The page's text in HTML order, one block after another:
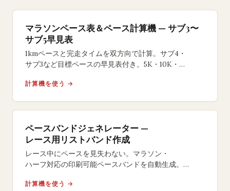
マラソンペース表＆ペース計算機 — サブ3〜
サブ5早見表
1kmペースと完走タイムを双方向で計算。サブ4・
サブ3など目標ペースの早見表付き。5K・10K・
計算機を使う →
ペースバンドジェネレーター —
レース用リストバンド作成
レース中にペースを見失わない。マラソン・
ハーフ対応の印刷可能ペースバンドを自動生成。
ネガティブスプリット戦略やサイズ選択も自在。
計算機を使う →